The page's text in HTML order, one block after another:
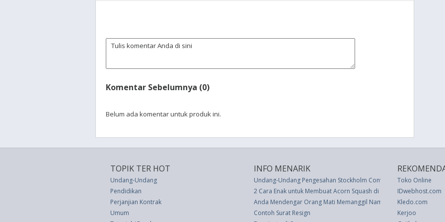
Komentar Sebelumnya (0)
Belum ada komentar untuk produk ini.
TOPIK TER HOT
Undang-Undang
Pendidikan
Perjanjian Kontrak
Umum
INFO MENARIK
Undang-Undang Pengesahan Stockholm Convention On Persistent
2 Cara Enak untuk Membuat Acorn Squash di dalam Oven
Anda Mendengar Orang Mati Memanggil Nama Anda di dalam
Contoh Surat Resign
Toko Online
IDwebhost.com
Kledo.com
Kerjoo